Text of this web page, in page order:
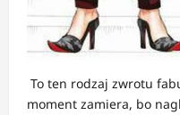
To ten rodzaj zwrotu
moment zamiera, bo